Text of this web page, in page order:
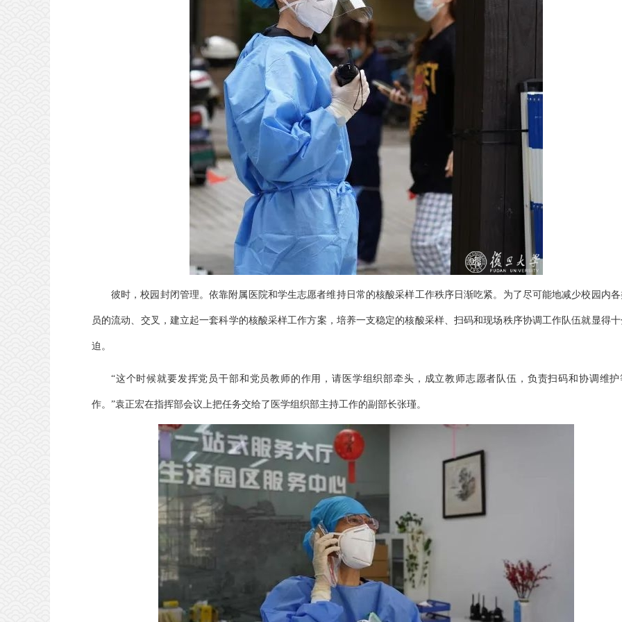
彼时，校园封闭管理。依靠附属医院和学生志愿者维持日常的核酸采样工作秩序日渐吃紧。为了尽可能地减少校园内
员的流动、交叉，建立起一套科学的核酸采样工作方案，培养一支稳定的核酸采样、扫码和现场秩序协调工作队伍就显得
迫。
“这个时候就要发挥党员干部和党员教师的作用，请医学组织部牵头，成立教师志愿者队伍，负责扫码和协调维护
作。”袁正宏在指挥部会议上把任务交给了医学组织部主持工作的副部长张瑾。